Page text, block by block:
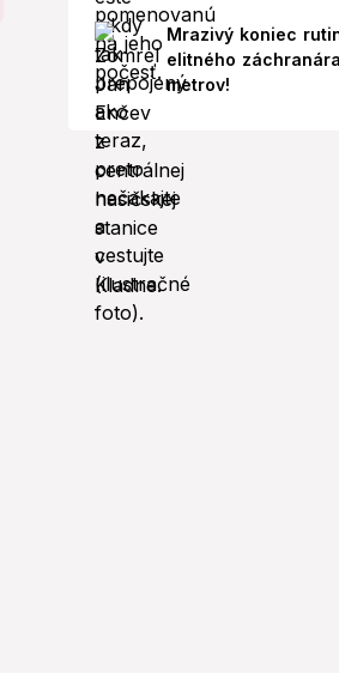
Mrazivý koniec
elitného
metrov!